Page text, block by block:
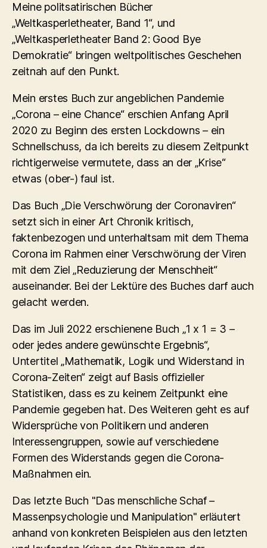
Meine politsatirischen Bücher
„Weltkasperletheater, Band 1“, und
„Weltkasperletheater Band 2: Good Bye
Demokratie“ bringen weltpolitisches Geschehen
zeitnah auf den Punkt.
Mein erstes Buch zur angeblichen Pandemie
„Corona – eine Chance“ erschien Anfang April
2020 zu Beginn des ersten Lockdowns – ein
Schnellschuss, da ich bereits zu diesem Zeitpunkt
richtigerweise vermutete, dass an der „Krise“
etwas (ober-) faul ist.
Das Buch „Die Verschwörung der Coronaviren“
setzt sich in einer Art Chronik kritisch,
faktenbezogen und unterhaltsam mit dem Thema
Corona im Rahmen einer Verschwörung der Viren
mit dem Ziel „Reduzierung der Menschheit“
auseinander. Bei der Lektüre des Buches darf auch
gelacht werden.
Das im Juli 2022 erschienene Buch „1 x 1 = 3 –
oder jedes andere gewünschte Ergebnis“,
Untertitel „Mathematik, Logik und Widerstand in
Corona-Zeiten“ zeigt auf Basis offizieller
Statistiken, dass es zu keinem Zeitpunkt eine
Pandemie gegeben hat. Des Weiteren geht es auf
Widersprüche von Politikern und anderen
Interessengruppen, sowie auf verschiedene
Formen des Widerstands gegen die Corona-
Maßnahmen ein.
Das letzte Buch "Das menschliche Schaf –
Massenpsychologie und Manipulation" erläutert
anhand von konkreten Beispielen aus den letzten